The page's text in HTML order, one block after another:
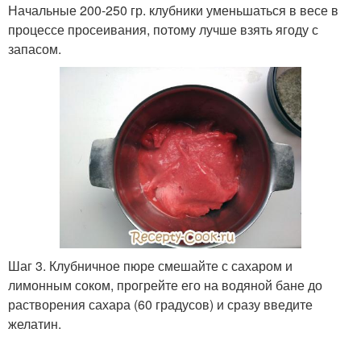
Начальные 200-250 гр. клубники уменьшаться в весе в
процессе просеивания, потому лучше взять ягоду с
запасом.
Шаг 3. Клубничное пюре смешайте с сахаром и
лимонным соком, прогрейте его на водяной бане до
растворения сахара (60 градусов) и сразу введите
желатин.